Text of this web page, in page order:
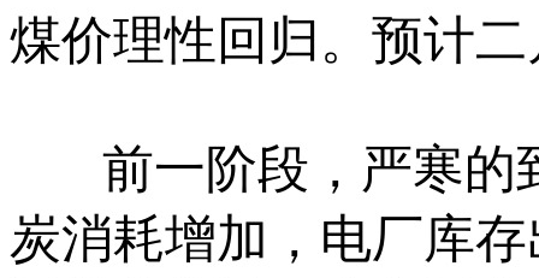
煤价理性回归。预计
前一阶段，严寒的
炭消耗增加，电厂库